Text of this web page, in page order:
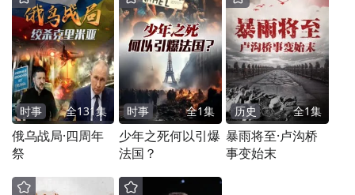
时事 全131集
俄乌战局·四周年
祭
时事 全1集
少年之死何以引爆
法国？
历史 全1集
暴雨将至·卢沟桥
事变始末